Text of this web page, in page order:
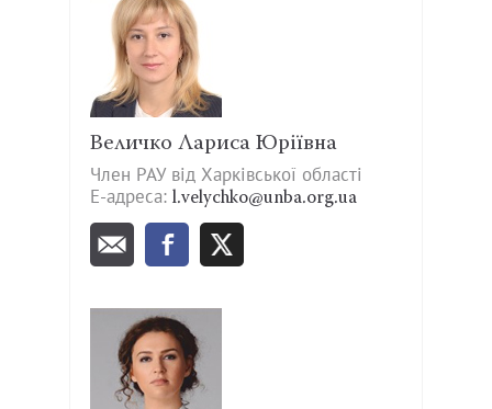
Величко Лариса Юріївна
Член РАУ від Харківської області
Е-адреса: l.velychko@unba.org.ua